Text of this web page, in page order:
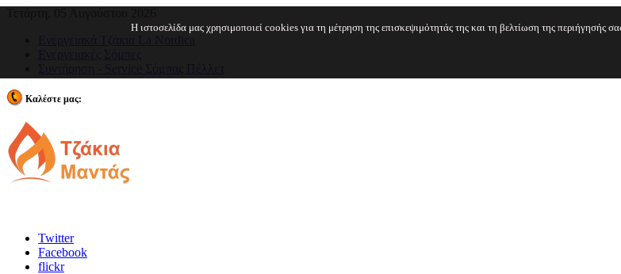
Η ιστοσελίδα μας χρησιμοποιεί cookies για τη μέτρηση της επισκεψιμότητάς της και τη βελτίωση της
Καλέστε μας:
Twitter
Facebook
flickr